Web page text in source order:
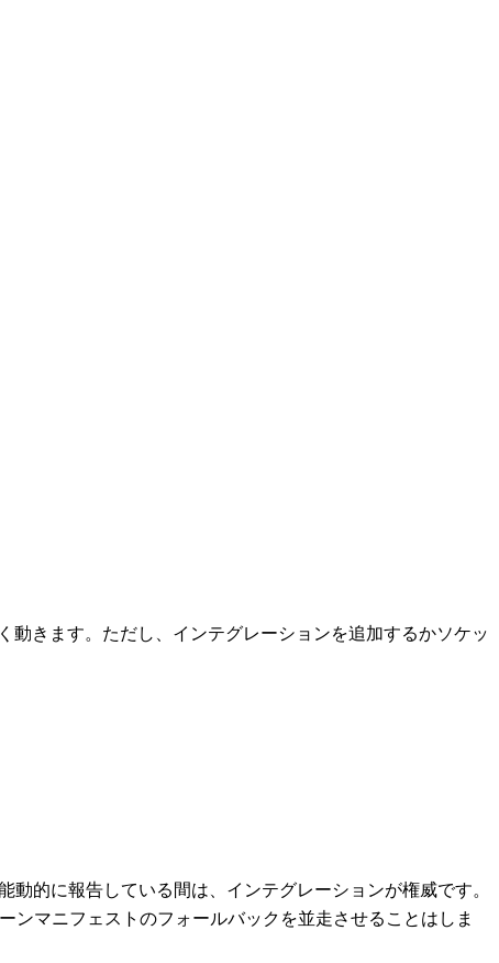
動きます。ただし、インテグレーションを追加するかソケッ
的に報告している間は、インテグレーションが権威です。
ンマニフェストのフォールバックを並走させることはしま